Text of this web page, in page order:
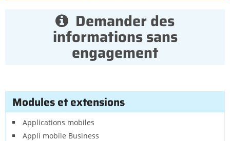
Demander des
informations sans
engagement
Modules et extensions
Applications mobiles
Appli mobile Business